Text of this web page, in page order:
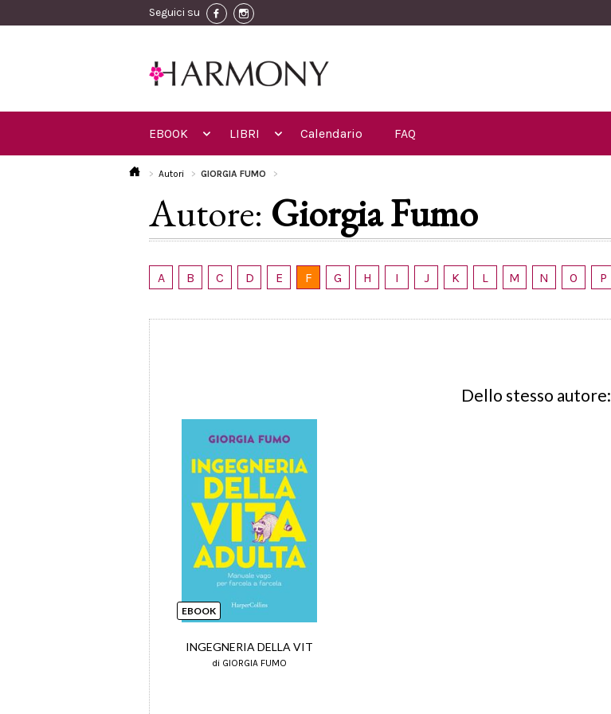
Seguici su
EBOOK LIBRI Calendario FAQ
Autori GIORGIA FUMO
Autore: Giorgia Fumo
A B C D E F G H I J K L M N O P
Dello stesso autore:
EBOOK
INGEGNERIA DELLA VIT
di GIORGIA FUMO